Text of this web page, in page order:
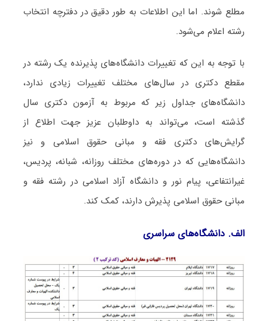
مطلع شوند. اما این اطلاعات به طور دقیق در دفترچه انتخاب
رشته اعلام می‌شود.
با توجه به این که تغییرات دانشگاه‌های پذیرنده یک رشته در
مقطع دکتری در سال‌های مختلف تغییرات زیادی ندارد،
دانشگاه‌های جداول زیر که مربوط به آزمون دکتری سال
گذشته است، می‌تواند به داوطلبان عزیز جهت اطلاع از
گرایش‌های دکتری ﻓﻘﻪ و ﻣﺒﺎنی ﺣﻘﻮق اﺳﻼمی و نیز
دانشگاه‌هایی که در دوره‌های مختلف روزانه، شبانه، پردیس،
غیرانتفاعی، پیام نور و دانشگاه آزاد اﺳﻼمی در رشته ﻓﻘﻪ و
ﻣﺒﺎنی ﺣﻘﻮق اﺳﻼمی پذیرش دارند، کمک کند.
الف. دانشگاه‌های سراسری